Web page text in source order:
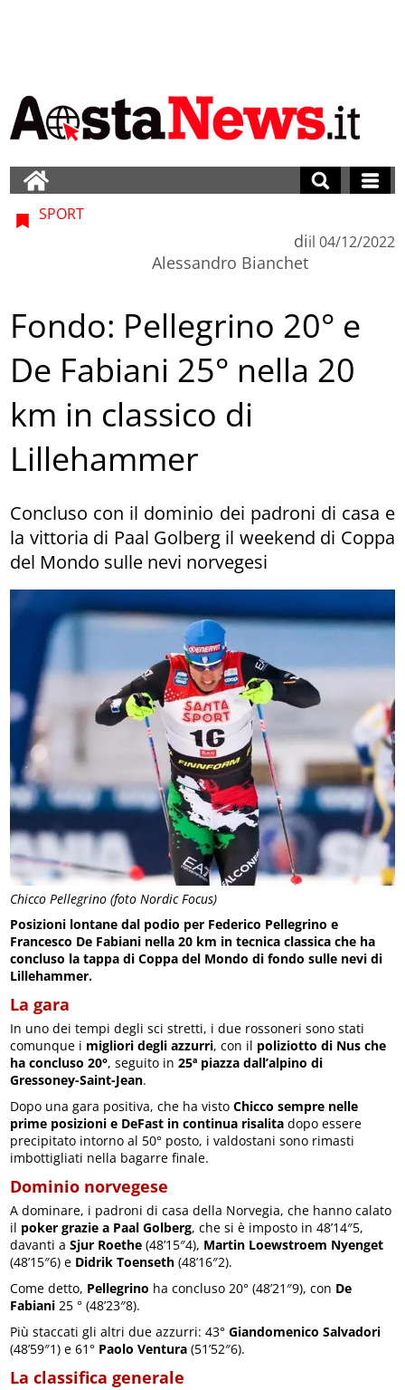
Chicco Pellegrino (foto Nordic Focus)
SPORT
di
Alessandro Bianchet
il 04/12/2022
Fondo: Pellegrino 20° e
De Fabiani 25° nella 20
km in classico di
Lillehammer
Concluso con il dominio dei padroni di casa e
la vittoria di Paal Golberg il weekend di Coppa
del Mondo sulle nevi norvegesi
Posizioni lontane dal podio per Federico Pellegrino e
Francesco De Fabiani nella 20 km in tecnica classica che ha
concluso la tappa di Coppa del Mondo di fondo sulle nevi di
Lillehammer.
La gara
In uno dei tempi degli sci stretti, i due rossoneri sono stati
comunque i migliori degli azzurri, con il poliziotto di Nus che
ha concluso 20°, seguito in25ª piazza dall’alpino di
Gressoney-Saint-Jean.
Dopo una gara positiva, che ha vistoChicco sempre nelle
prime posizioni e DeFast in continua risalita dopo essere
precipitato intorno al 50° posto, i valdostani sono rimasti
imbottigliati nella bagarre finale.
Dominio norvegese
A dominare, i padroni di casa della Norvegia, che hanno calato
il poker grazie a Paal Golberg, che si è imposto in 48’14″5,
davanti aSjur Roethe (48’15″4), Martin Loewstroem Nyenget
(48’15″6) e Didrik Toenseth (48’16″2).
Come detto, Pellegrino ha concluso 20° (48’21″9), con De
Fabiani 25 ° (48’23″8).
Più staccati gli altri due azzurri: 43°Giandomenico Salvadori
(48’59″1) e 61° Paolo Ventura (51’52″6).
La classifica generale